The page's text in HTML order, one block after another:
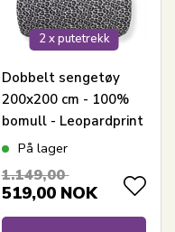
2 x putetrekk
Dobbelt sengetøy
200x200 cm - 100%
bomull - Leopardprint
På lager
1.149,00
519,00 NOK